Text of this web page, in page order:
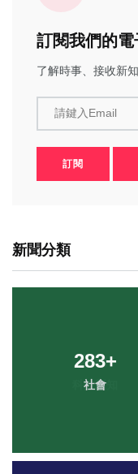
訂閱我們的電
了解時事、接收新
請鍵入Email
訂閱
新聞分類
283+
社會